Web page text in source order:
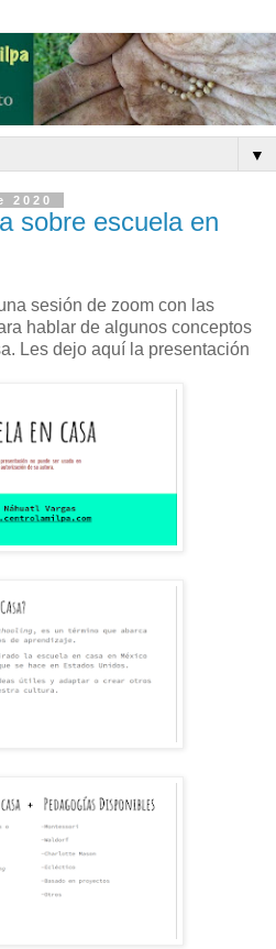
▼
2020
sobre escuela en
sesión de zoom con las
hablar de algunos conceptos
Les dejo aquí la presentación